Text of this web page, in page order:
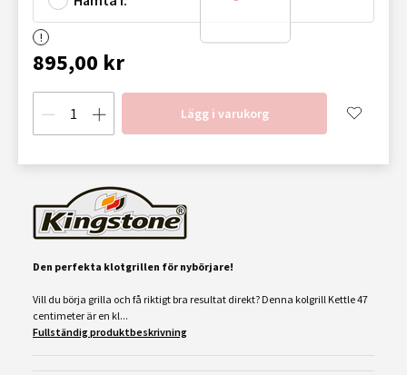
895,00 kr
Lägg i varukorg
Den perfekta klotgrillen för nybörjare!
Vill du börja grilla och få riktigt bra resultat direkt? Denna kolgrill Kettle 47
centimeter är en kl...
Fullständig produktbeskrivning